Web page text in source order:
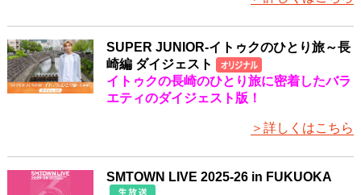
SUPER JUNIOR-イトゥクのひとり旅～長
崎編 ダイジェスト
イトゥクの長崎のひとり旅に密着したバラ
エティのダイジェスト版！
＞詳しくはこちら
SMTOWN LIVE 2025-26 in FUKUOKA